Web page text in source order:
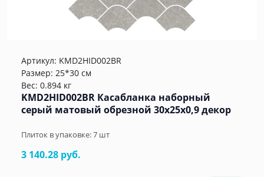
Артикул: KMD2HID002BR
Размер: 25*30 см
Вес: 0.894 кг
KMD2HID002BR Касабланка наборный
серый матовый обрезной 30x25x0,9 декор
Плиток в упаковке:7 шт
3 140.28 руб.